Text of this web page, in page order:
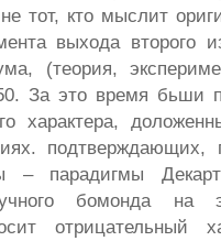
тот, кто мыслит
выхода второго
(теория,
За это время бьши
характера,
подтверждающих,
– парадигмы
бомонда на
отрицательный